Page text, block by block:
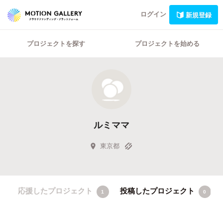
ログイン 新規登録
プロジェクトを探す プロジェクトを始める
ルミママ
東京都
応援したプロジェクト 1 投稿したプロジェクト 0